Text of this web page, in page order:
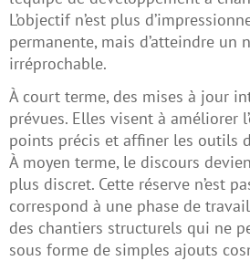
L’objectif n’est plus
permanente, mais d’atteindre un
irréprochable.
À court terme, des mises à jour
prévues. Elles visent à améliorer
points précis et affiner les outils
À moyen terme, le discours
plus discret. Cette réserve n’est
correspond à une phase de
des chantiers structurels qui ne
sous forme de simples ajouts